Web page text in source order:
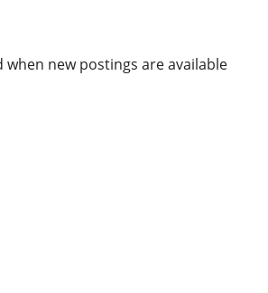
new postings are available